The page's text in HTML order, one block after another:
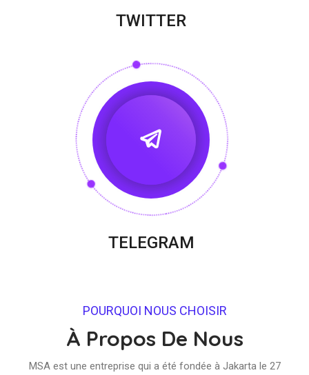
TWITTER
TELEGRAM
POURQUOI NOUS CHOISIR
À Propos De Nous
MSA est une entreprise qui a été fondée à Jakarta le 27